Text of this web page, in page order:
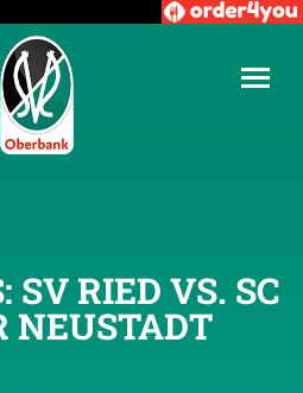
SV RIED VS. SC
NEUSTADT